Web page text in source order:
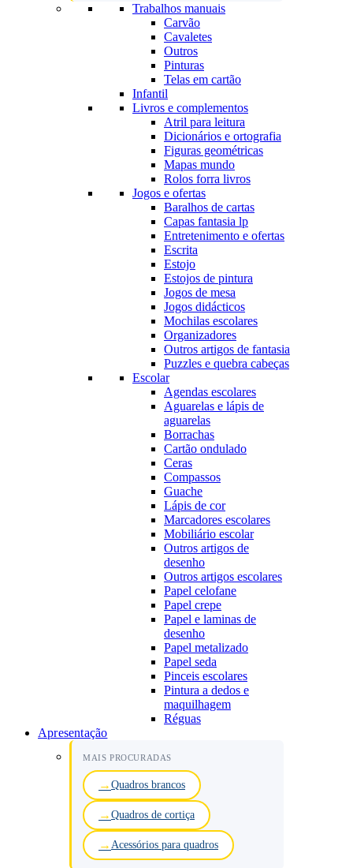
Trabalhos manuais
Carvão
Cavaletes
Outros
Pinturas
Telas em cartão
Infantil
Livros e complementos
Atril para leitura
Dicionários e ortografia
Figuras geométricas
Mapas mundo
Rolos forra livros
Jogos e ofertas
Baralhos de cartas
Capas fantasia lp
Entretenimento e ofertas
Escrita
Estojo
Estojos de pintura
Jogos de mesa
Jogos didácticos
Mochilas escolares
Organizadores
Outros artigos de fantasia
Puzzles e quebra cabeças
Escolar
Agendas escolares
Aguarelas e lápis de
aguarelas
Borrachas
Cartão ondulado
Ceras
Compassos
Guache
Lápis de cor
Marcadores escolares
Mobiliário escolar
Outros artigos de
desenho
Outros artigos escolares
Papel celofane
Papel crepe
Papel e laminas de
desenho
Papel metalizado
Papel seda
Pinceis escolares
Pintura a dedos e
maquilhagem
Réguas
Apresentação
MAIS PROCURADAS
Quadros brancos
Quadros de cortiça
Acessórios para quadros